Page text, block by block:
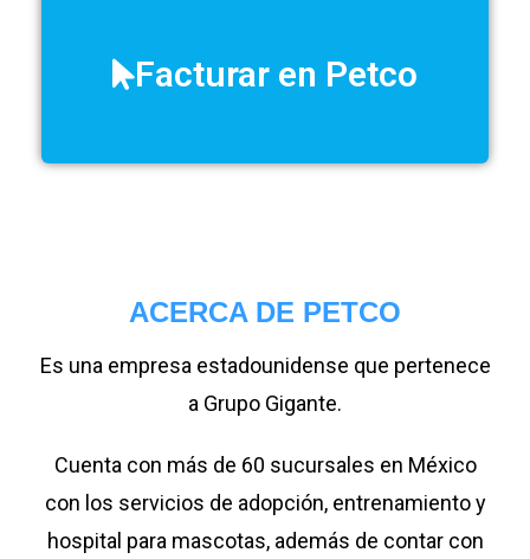
Facturar en Petco
ACERCA DE PETCO
Es una empresa estadounidense que pertenece
a Grupo Gigante.
Cuenta con más de 60 sucursales en México
con los servicios de adopción, entrenamiento y
hospital para mascotas, además de contar con